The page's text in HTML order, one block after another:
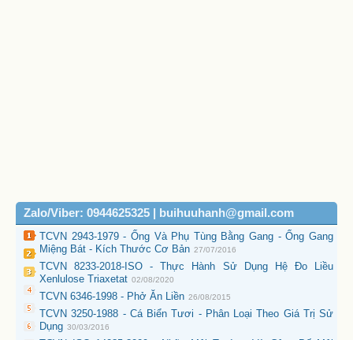
Zalo/Viber: 0944625325 | buihuuhanh@gmail.com
TCVN 2943-1979 - Ống Và Phụ Tùng Bằng Gang - Ống Gang
Miệng Bát - Kích Thước Cơ Bản 27/07/2016
TCVN 8233-2018-ISO - Thực Hành Sử Dụng Hệ Đo Liều
Xenlulose Triaxetat 02/08/2020
TCVN 6346-1998 - Phở Ăn Liền 26/08/2015
TCVN 3250-1988 - Cá Biển Tươi - Phân Loại Theo Giá Trị Sử
Dụng 30/03/2016